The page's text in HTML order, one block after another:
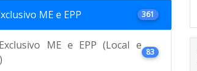
ME e EPP 361
ME e EPP (Local e
83